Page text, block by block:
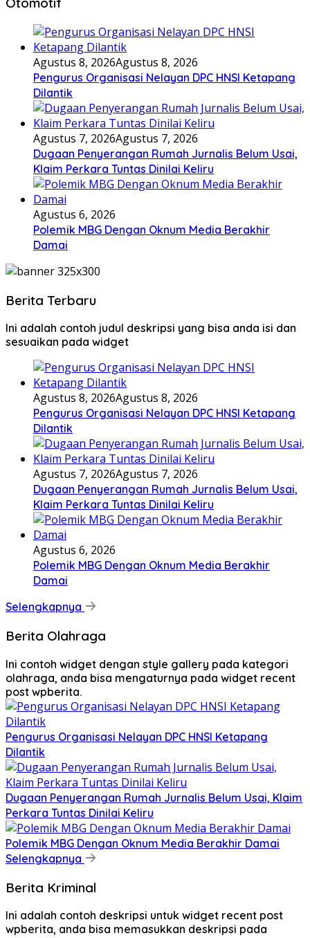
Agustus 8, 2026Agustus 8, 2026
Pengurus Organisasi Nelayan DPC HNSI Ketapang
Dilantik
Agustus 7, 2026Agustus 7, 2026
Dugaan Penyerangan Rumah Jurnalis Belum Usai,
Klaim Perkara Tuntas Dinilai Keliru
Agustus 6, 2026
Polemik MBG Dengan Oknum Media Berakhir
Damai
Berita Terbaru
Ini adalah contoh judul deskripsi yang bisa anda isi dan
sesuaikan pada widget
Agustus 8, 2026Agustus 8, 2026
Pengurus Organisasi Nelayan DPC HNSI Ketapang
Dilantik
Agustus 7, 2026Agustus 7, 2026
Dugaan Penyerangan Rumah Jurnalis Belum Usai,
Klaim Perkara Tuntas Dinilai Keliru
Agustus 6, 2026
Polemik MBG Dengan Oknum Media Berakhir
Damai
Selengkapnya
Berita Olahraga
Ini contoh widget dengan style gallery pada kategori
olahraga, anda bisa mengaturnya pada widget recent
post wpberita.
Pengurus Organisasi Nelayan DPC HNSI Ketapang
Dilantik
Dugaan Penyerangan Rumah Jurnalis Belum Usai, Klaim
Perkara Tuntas Dinilai Keliru
Polemik MBG Dengan Oknum Media Berakhir Damai
Selengkapnya
Berita Kriminal
Ini adalah contoh deskripsi untuk widget recent post
wpberita, anda bisa memasukkan deskripsi pada